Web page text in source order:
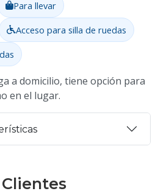
Para llevar
Acceso para silla de ruedas
a domicilio, tiene opción para
en el lugar.